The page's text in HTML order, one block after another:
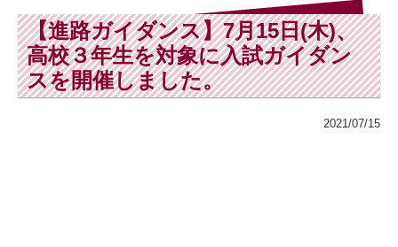
【進路ガイダンス】7月15日(木)、
高校３年生を対象に入試ガイダン
スを開催しました。
2021/07/15